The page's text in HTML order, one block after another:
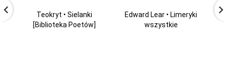
Teokryt • Sielanki
[Biblioteka Poetów]
Edward Lear • Limeryki
wszystkie